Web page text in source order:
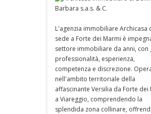
L'agenzia immobiliare Archicasa
sede a Forte dei Marmi è
settore immobiliare da anni, con
professionalità, esperienza,
competenza e discrezione.
nell'ambito territoriale della
affascinante Versilia da Forte dei
a Viareggio, comprendendo la
splendida zona collinare,